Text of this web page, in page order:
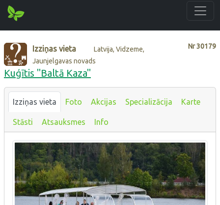
Nr30179
Izziņas vieta
Latvija, Vidzeme,
Jaunjelgavas novads
Kuģītis "Baltā Kaza"
Izziņas vieta Foto Akcijas Specializācija Karte
Stāsti Atsauksmes Info